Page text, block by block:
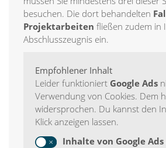
besuchen. Die dort behandelten
Projektarbeiten fließen zudem in
Abschlusszeugnis ein.
Empfohlener Inhalt
Leider funktioniert Google Ads
Verwendung von Cookies. Dem
widersprochen. Du kannst den
Klick anzeigen lassen.
Inhalte von Google Ads